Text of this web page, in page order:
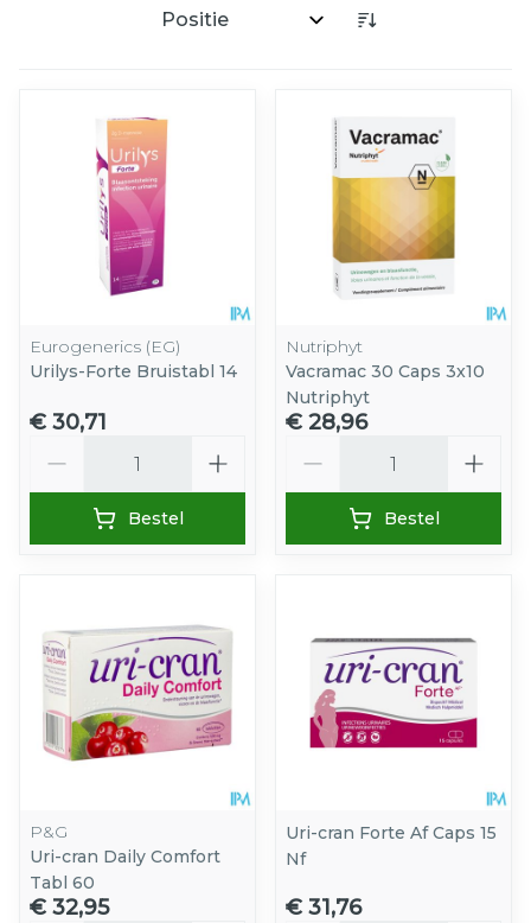
Sorteer op:
Eurogenerics (EG)
Urilys-Forte Bruistabl 14
€ 30,71
Bestel
Nutriphyt
Vacramac 30 Caps 3x10
Nutriphyt
€ 28,96
Bestel
P&G
Uri-cran Daily Comfort
Tabl 60
€ 32,95
Uri-cran Forte Af Caps 15
Nf
€ 31,76